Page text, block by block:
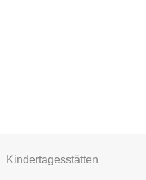
Kindertagesstätten